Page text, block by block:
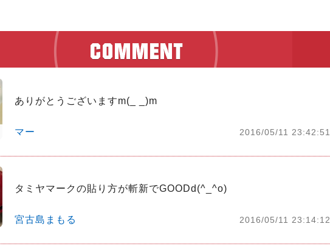
ありがとうございますm(_ _)m
マー 2016/05/11 23:42:51
タミヤマークの貼り方が斬新でGOODd(^_^o)
宮古島まもる 2016/05/11 23:14:12